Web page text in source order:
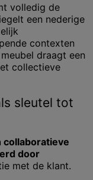
volledig de
een nederige
contexten
draagt een
collectieve
sleutel tot
collaboratieve
door
met de klant.